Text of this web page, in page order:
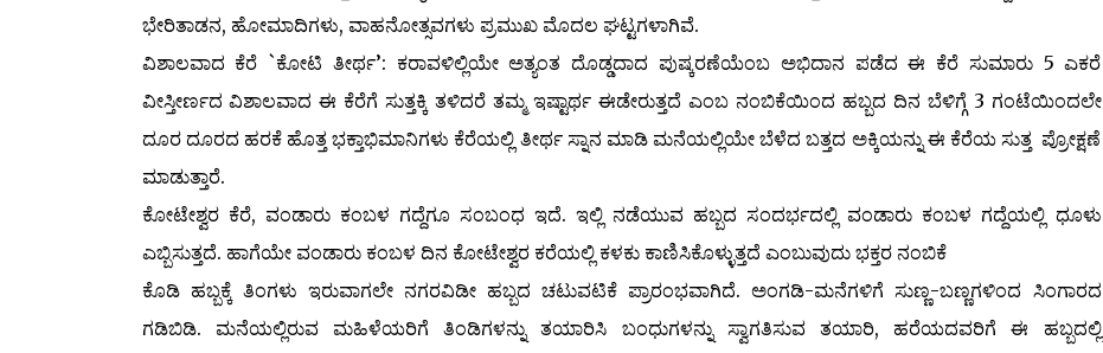
ಭೇರಿತಾಡನ, ಹೋಮಾದಿಗಳು, ವಾಹನೋತ್ಸವಗಳು ಪ್ರಮುಖ ಮೊದಲ ಘಟ್ಟಗಳಾಗಿವೆ.
ವಿಶಾಲವಾದ ಕೆರೆ `ಕೋಟಿ ತೀರ್ಥ’: ಕರಾವಳಿಲ್ಲಿಯೇ ಅತ್ಯಂತ ದೊಡ್ಡದಾದ ಪುಷ್ಕರಣೆಯೆಂಬ ಅಭಿದಾನ ಪಡೆದ ಈ ಕೆರೆ ಸುಮಾರು 5 ಎಕರೆ
ವೀಸ್ತೀರ್ಣದ ವಿಶಾಲವಾದ ಈ ಕೆರೆಗೆ ಸುತ್ತಕ್ಕಿ ತಳಿದರೆ ತಮ್ಮ ಇಷ್ಟಾರ್ಥ ಈಡೇರುತ್ತದೆ ಎಂಬ ನಂಬಿಕೆಯಿಂದ ಹಬ್ಬದ ದಿನ ಬೆಳಿಗ್ಗೆ 3 ಗಂಟೆಯಿಂದಲೇ
ದೂರ ದೂರದ ಹರಕೆ ಹೊತ್ತ ಭಕ್ತಾಭಿಮಾನಿಗಳು ಕೆರೆಯಲ್ಲಿ ತೀರ್ಥ ಸ್ನಾನ ಮಾಡಿ ಮನೆಯಲ್ಲಿಯೇ ಬೆಳೆದ ಬತ್ತದ ಅಕ್ಕಿಯನ್ನು ಈ ಕೆರೆಯ ಸುತ್ತ ಪ್ರೋಕ್ಷಣೆ
ಮಾಡುತ್ತಾರೆ.
ಕೋಟೇಶ್ವರ ಕೆರೆ, ವಂಡಾರು ಕಂಬಳ ಗದ್ದೆಗೂ ಸಂಬಂಧ ಇದೆ. ಇಲ್ಲಿ ನಡೆಯುವ ಹಬ್ಬದ ಸಂದರ್ಭದಲ್ಲಿ ವಂಡಾರು ಕಂಬಳ ಗದ್ದೆಯಲ್ಲಿ ಧೂಳು
ಎಬ್ಬಿಸುತ್ತದೆ. ಹಾಗೆಯೇ ವಂಡಾರು ಕಂಬಳ ದಿನ ಕೋಟೇಶ್ವರ ಕರೆಯಲ್ಲಿ ಕಳಕು ಕಾಣಿಸಿಕೊಳ್ಳುತ್ತದೆ ಎಂಬುವುದು ಭಕ್ತರ ನಂಬಿಕೆ
ಕೊಡಿ ಹಬ್ಬಕ್ಕೆ ತಿಂಗಳು ಇರುವಾಗಲೇ ನಗರವಿಡೀ ಹಬ್ಬದ ಚಟುವಟಿಕೆ ಪ್ರಾರಂಭವಾಗಿದೆ. ಅಂಗಡಿ-ಮನೆಗಳಿಗೆ ಸುಣ್ಣ-ಬಣ್ಣಗಳಿಂದ ಸಿಂಗಾರದ
ಗಡಿಬಿಡಿ. ಮನೆಯಲ್ಲಿರುವ ಮಹಿಳೆಯರಿಗೆ ತಿಂಡಿಗಳನ್ನು ತಯಾರಿಸಿ ಬಂಧುಗಳನ್ನು ಸ್ವಾಗತಿಸುವ ತಯಾರಿ, ಹರೆಯದವರಿಗೆ ಈ ಹಬ್ಬದಲ್ಲಿ